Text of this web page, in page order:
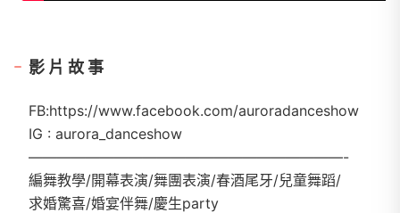
影片故事
FB:https://www.facebook.com/auroradanceshow
IG : aurora_danceshow
——————————————————————-
編舞教學/開幕表演/舞團表演/春酒尾牙/兒童舞蹈/
求婚驚喜/婚宴伴舞/慶生party